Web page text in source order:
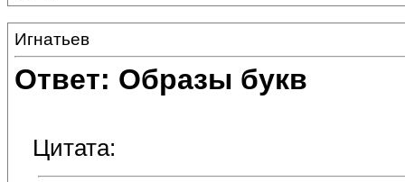
Игнатьев
Ответ: Образы букв
Цитата: